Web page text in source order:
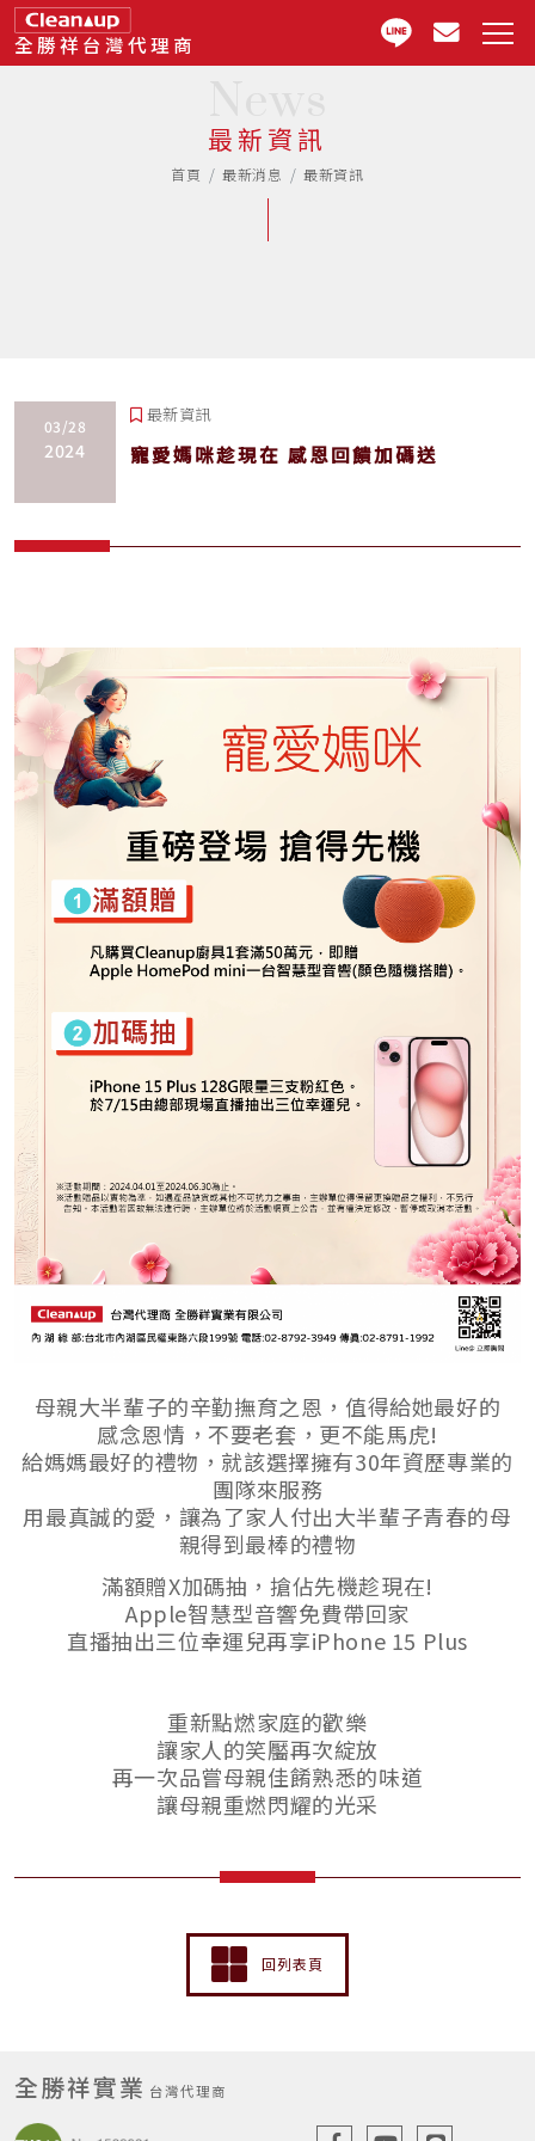
全勝祥台灣代理商
最新資訊
首頁 最新消息 最新資訊
03/28
2024
最新資訊
寵愛媽咪趁現在 感恩回饋加碼送
母親大半輩子的辛勤撫育之恩，值得給她最好的
感念恩情，不要老套，更不能馬虎!
給媽媽最好的禮物，就該選擇擁有30年資歷專業的
團隊來服務
用最真誠的愛，讓為了家人付出大半輩子青春的母
親得到最棒的禮物
滿額贈X加碼抽，搶佔先機趁現在!
Apple智慧型音響免費帶回家
直播抽出三位幸運兒再享iPhone 15 Plus
重新點燃家庭的歡樂
讓家人的笑靨再次綻放
再一次品嘗母親佳餚熟悉的味道
讓母親重燃閃耀的光采
回列表頁
全勝祥實業 台灣代理商